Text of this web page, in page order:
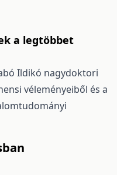
a legtöbbet
Ildikó nagydoktori
véleményeiből és a